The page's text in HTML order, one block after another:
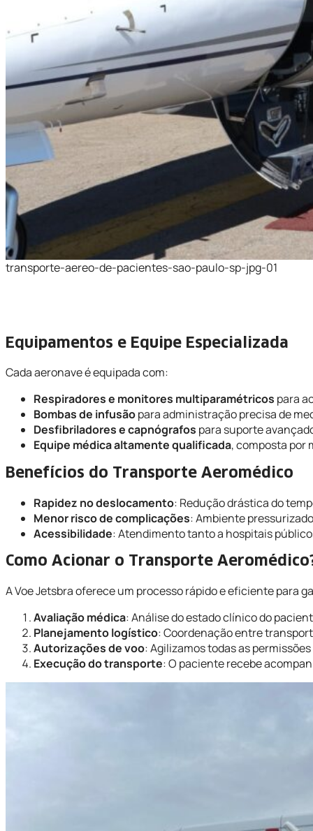
transporte-aereo-de-pacientes-sao-paulo-sp-jpg-01
Equipamentos e Equipe Especializada
Cada aeronave é equipada com:
Respiradores e monitores multiparamétricos para
Bombas de infusãopara administração precisa de
Desfibriladores e capnógrafos para suporte
Equipe médica altamente qualificada, composta por
Benefícios do Transporte Aeromédico
Rapidez no deslocamento: Redução drástica do
Menor risco de complicações: Ambiente
Acessibilidade: Atendimento tanto a hospitais
Como Acionar o Transporte
A Voe Jetsbra oferece um processo rápido e eficiente para
Avaliação médica: Análise do estado clínico do
Planejamento logístico: Coordenação entre
Autorizações de voo: Agilizamos todas as
Execução do transporte: O paciente recebe